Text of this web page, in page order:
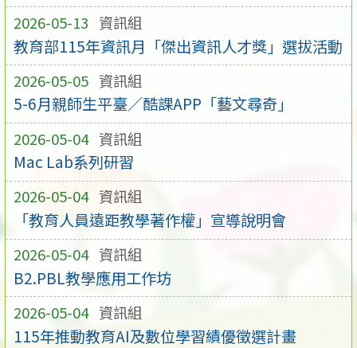
2026-05-13 資訊組
教育部115年資訊月「傑出資訊人才獎」選拔活動
2026-05-05 資訊組
5-6月親師生平臺／酷課APP「藝文尋奇」
2026-05-04 資訊組
Mac Lab系列研習
2026-05-04 資訊組
「教育人員遠距教學著作權」宣導說明會
2026-05-04 資訊組
B2.PBL教學應用工作坊
2026-05-04 資訊組
115年推動教育AI及數位學習績優徵選計畫